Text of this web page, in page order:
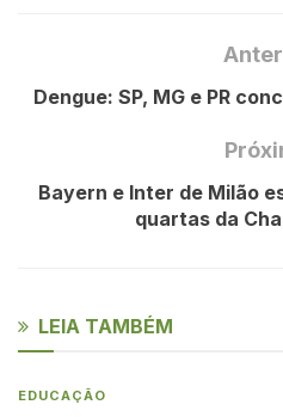
Dengue: SP, MG e PR
Bayern e Inter de Milão
quartas da
LEIA TAMBÉM
EDUCAÇÃO